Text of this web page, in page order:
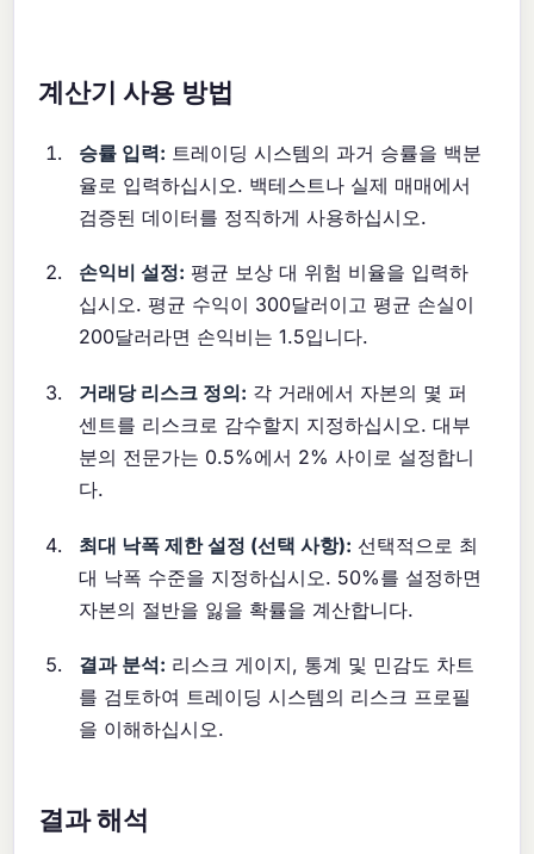
계산기 사용 방법
승률 입력: 트레이딩 시스템의 과거 승률을 백분
율로 입력하십시오. 백테스트나 실제 매매에서
검증된 데이터를 정직하게 사용하십시오.
손익비 설정: 평균 보상 대 위험 비율을 입력하
십시오. 평균 수익이 300달러이고 평균 손실이
200달러라면 손익비는 1.5입니다.
거래당 리스크 정의: 각 거래에서 자본의 몇 퍼
센트를 리스크로 감수할지 지정하십시오. 대부
분의 전문가는 0.5%에서 2% 사이로 설정합니
다.
최대 낙폭 제한 설정 (선택 사항): 선택적으로 최
대 낙폭 수준을 지정하십시오. 50%를 설정하면
자본의 절반을 잃을 확률을 계산합니다.
결과 분석: 리스크 게이지, 통계 및 민감도 차트
를 검토하여 트레이딩 시스템의 리스크 프로필
을 이해하십시오.
결과 해석